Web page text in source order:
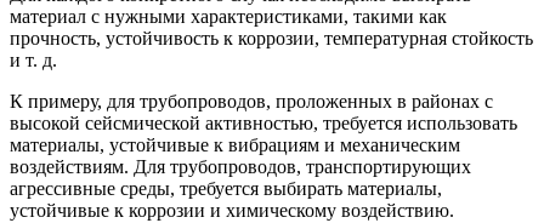
материал с нужными характеристиками, такими как
прочность, устойчивость к коррозии, температурная стойкость
и т. д.
К примеру, для трубопроводов, проложенных в районах с
высокой сейсмической активностью, требуется использовать
материалы, устойчивые к вибрациям и механическим
воздействиям. Для трубопроводов, транспортирующих
агрессивные среды, требуется выбирать материалы,
устойчивые к коррозии и химическому воздействию.